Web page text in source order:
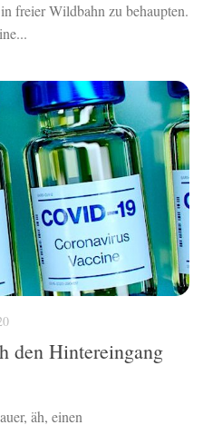
freier Wildbahn zu behaupten.
den Hintereingang
äh, einen